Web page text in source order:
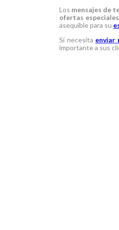
Los mensajes de
ofertas especiales
asequible para su
Si necesita enviar
importante a sus